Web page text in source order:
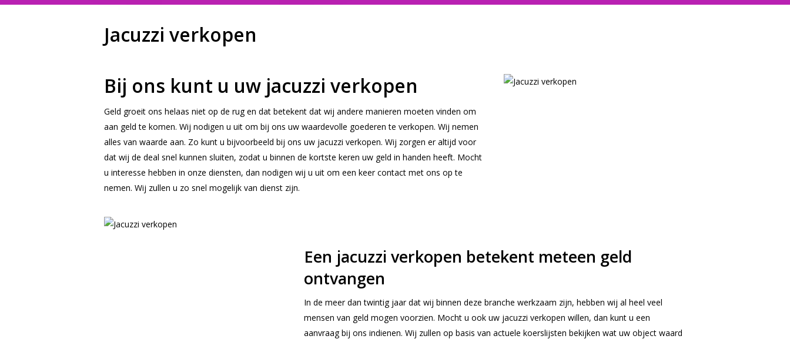
Jacuzzi verkopen
Bij ons kunt u uw jacuzzi verkopen
Geld groeit ons helaas niet op de rug en dat betekent dat wij andere manieren moeten vinden om
aan geld te komen. Wij nodigen u uit om bij ons uw waardevolle goederen te verkopen. Wij nemen
alles van waarde aan. Zo kunt u bijvoorbeeld bij ons uw jacuzzi verkopen. Wij zorgen er altijd voor
dat wij de deal snel kunnen sluiten, zodat u binnen de kortste keren uw geld in handen heeft. Mocht
u interesse hebben in onze diensten, dan nodigen wij u uit om een keer contact met ons op te
nemen. Wij zullen u zo snel mogelijk van dienst zijn.
Een jacuzzi verkopen betekent meteen geld
ontvangen
In de meer dan twintig jaar dat wij binnen deze branche werkzaam zijn, hebben wij al heel veel
mensen van geld mogen voorzien. Mocht u ook uw jacuzzi verkopen willen, dan kunt u een
aanvraag bij ons indienen. Wij zullen op basis van actuele koerslijsten bekijken wat uw object waard